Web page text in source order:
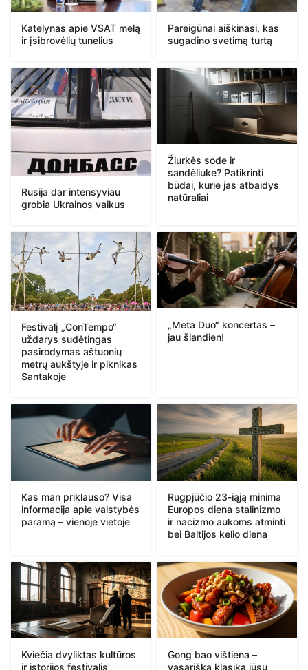
Katelynas apie VSAT melą
ir įsibrovėlių tunelius
Pareigūnai aiškinasi, kas
sugadino svetimą turtą
Rusija dar intensyviau
grobia Ukrainos vaikus
Žiurkės sode ir
sandėliuke? Patikrinti
būdai, kurie jas atbaidys
natūraliai
Festivalį „ConTempo“
uždarys sudėtingas
pasirodymas aštuonių
metrų aukštyje ir piknikas
Santakoje
„Meta Duo“ koncertas –
jau šiandien!
Kas man priklauso? Visa
informacija apie valstybės
paramą – vienoje vietoje
Rugpjūčio 23-iąją minima
Europos diena stalinizmo
ir nacizmo aukoms atminti
bei Baltijos kelio diena
Kviečia dvyliktas kultūros
ir istorijos festivalis
Gong bao vištiena –
vasariška klasika jūsų